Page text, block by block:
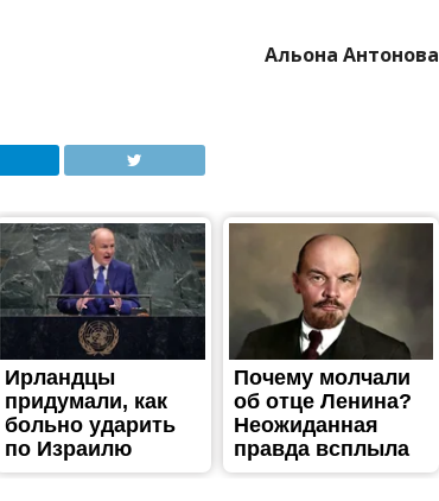
Альона Антонова